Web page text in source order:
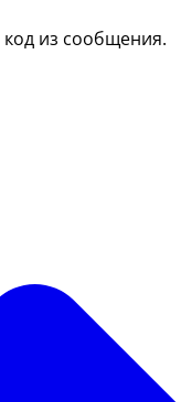
из сообщения.